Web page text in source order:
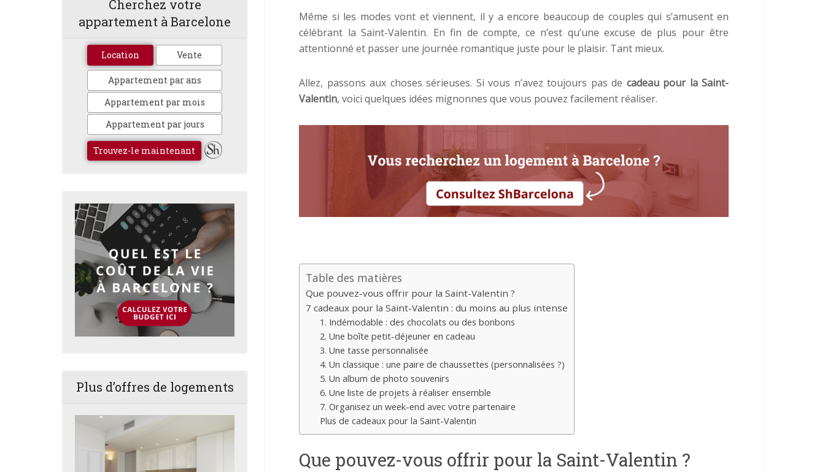
Cherchez votre
appartement à Barcelone
Location Vente
Appartement par ans
Appartement par mois
Appartement par jours
Trouvez-le maintenant
Plus d’offres de logements
Même si les modes vont et viennent, il y a encore beaucoup de couples qui s’amusent en
célébrant la Saint-Valentin. En fin de compte, ce n’est qu’une excuse de plus pour être
attentionné et passer une journée romantique juste pour le plaisir. Tant mieux.
Allez, passons aux choses sérieuses. Si vous n’avez toujours pas de cadeau pour la Saint-
Valentin, voici quelques idées mignonnes que vous pouvez facilement réaliser.
Table des matières
Que pouvez-vous offrir pour la Saint-Valentin ?
7 cadeaux pour la Saint-Valentin : du moins au plus intense
1. Indémodable : des chocolats ou des bonbons
2. Une boîte petit-déjeuner en cadeau
3. Une tasse personnalisée
4. Un classique : une paire de chaussettes (personnalisées ?)
5. Un album de photo souvenirs
6. Une liste de projets à réaliser ensemble
7. Organisez un week-end avec votre partenaire
Plus de cadeaux pour la Saint-Valentin
Que pouvez-vous offrir pour la Saint-Valentin ?